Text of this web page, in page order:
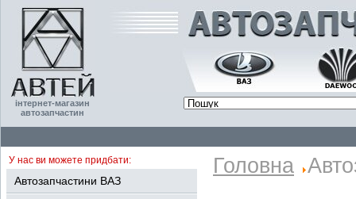
інтернет-магазин
автозапчастин
У нас ви можете придбати:
Автозапчастини ВАЗ
Головна